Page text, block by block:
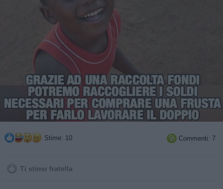
Stime: 10  Commenti: 7
Ti stimo fratella